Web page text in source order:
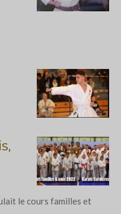
le cours familles et